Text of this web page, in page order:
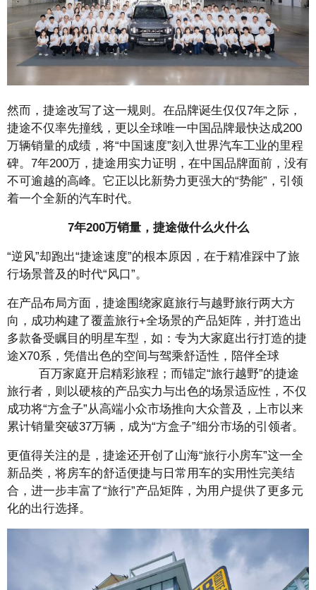
然而，捷途改写了这一规则。在品牌诞生仅仅7年之际，
捷途不仅率先撞线，更以全球唯一中国品牌最快达成200
万辆销量的成绩，将“中国速度”刻入世界汽车工业的里程
碑。7年200万，捷途用实力证明，在中国品牌面前，没有
不可逾越的高峰。它正以比新势力更强大的“势能”，引领
着一个全新的汽车时代。
7年200万销量， 捷途做什么火什么
“逆风”却跑出“捷途速度”的根本原因，在于精准踩中了旅
行场景普及的时代“风口”。
在产品布局方面，捷途围绕家庭旅行与越野旅行两大方
向，成功构建了覆盖旅行+全场景的产品矩阵，并打造出
多款备受瞩目的明星车型，如：专为大家庭出行打造的捷
途X70系，凭借出色的空间与驾乘舒适性，陪伴全球
百万家庭开启精彩旅程；而锚定“旅行越野”的捷途
旅行者，则以硬核的产品实力与出色的场景适应性，不仅
成功将“方盒子”从高端小众市场推向大众普及，上市以来
累计销量突破37万辆，成为“方盒子”细分市场的引领者。
更值得关注的是，捷途还开创了山海“旅行小房车”这一全
新品类，将房车的舒适便捷与日常用车的实用性完美结
合，进一步丰富了“旅行”产品矩阵，为用户提供了更多元
化的出行选择。